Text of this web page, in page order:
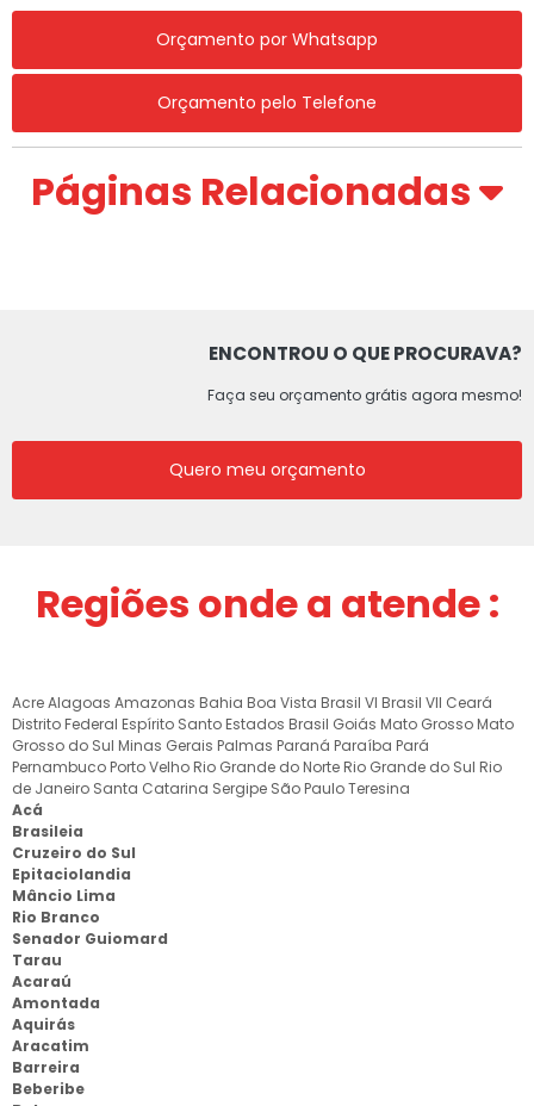
Orçamento por Whatsapp
Orçamento pelo Telefone
Páginas Relacionadas
ENCONTROU O QUE PROCURAVA?
Faça seu orçamento grátis agora mesmo!
Quero meu orçamento
Regiões onde a atende :
AcreAlagoas Amazonas Bahia Boa Vista Brasil VI Brasil VII Ceará
Distrito Federal Espírito Santo Estados Brasil Goiás Mato Grosso Mato
Grosso do Sul Minas Gerais Palmas Paraná Paraíba Pará
Pernambuco Porto Velho Rio Grande do Norte Rio Grande do Sul Rio
de Janeiro Santa Catarina Sergipe São PauloTeresina
Acá
Brasileia
Cruzeiro do Sul
Epitaciolandia
Mâncio Lima
Rio Branco
Senador Guiomard
Tarau
Acaraú
Amontada
Aquirás
Aracatim
Barreira
Beberibe